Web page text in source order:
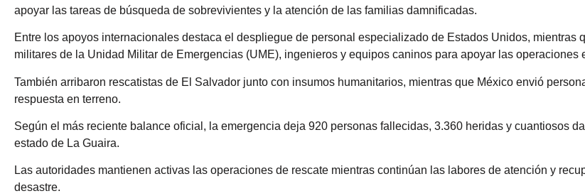
apoyar las tareas de búsqueda de sobrevivientes y la atención de las familias damnificadas.
Entre los apoyos internacionales destaca el despliegue de personal especializado de Estados Unidos, mientras
militares de la Unidad Militar de Emergencias (UME), ingenieros y equipos caninos para apoyar las operaciones
También arribaron rescatistas de El Salvador junto con insumos humanitarios, mientras que México envió
respuesta en terreno.
Según el más reciente balance oficial, la emergencia deja 920 personas fallecidas, 3.360 heridas y cuantiosos
estado de La Guaira.
Las autoridades mantienen activas las operaciones de rescate mientras continúan las labores de atención y
desastre.